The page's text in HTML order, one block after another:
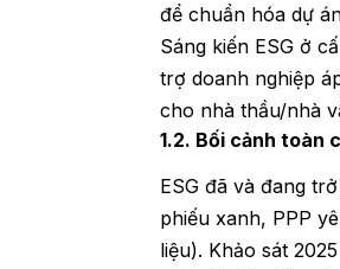
để chuẩn hóa dự
Sáng kiến ESG ở
trợ doanh nghiệp
cho nhà thầu/nhà
1.2. Bối cảnh toàn
ESG đã và đang
phiếu xanh, PPP
liệu). Khảo sát